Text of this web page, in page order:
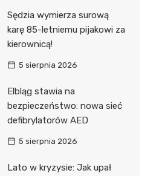
Sędzia wymierza surową
karę 85-letniemu pijakowi za
kierownicą!
5 sierpnia 2026
Elbląg stawia na
bezpieczeństwo: nowa sieć
defibrylatorów AED
5 sierpnia 2026
Lato w kryzysie: Jak upał